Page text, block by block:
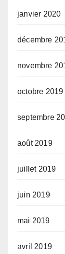
janvier 2020
décembre
novembre
octobre 2019
septembre
août 2019
juillet 2019
juin 2019
mai 2019
avril 2019